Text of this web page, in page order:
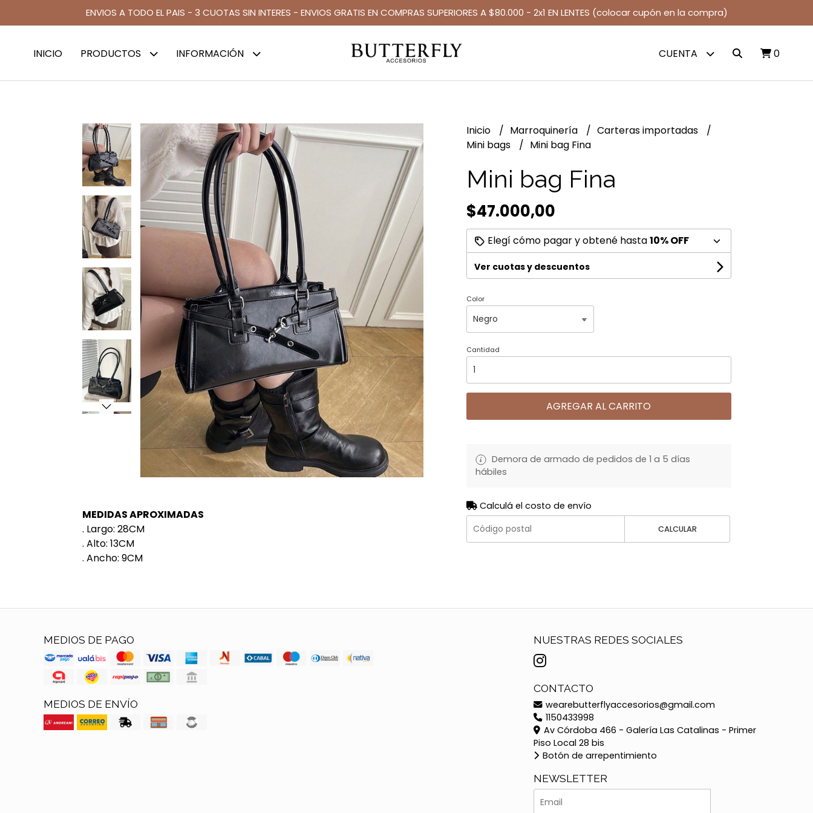
ENVIOS A TODO EL PAIS - 3 CUOTAS SIN INTERES - ENVIOS GRATIS EN COMPRAS SUPERIORES A $80.000 - 2x1 EN LENTES (colocar cupón en la compra)
INICIO PRODUCTOS INFORMACIÓN CUENTA 0
MEDIDAS APROXIMADAS
. Largo: 28CM
. Alto: 13CM
. Ancho: 9CM
Inicio Marroquinería
Carteras importadas
Mini bags
Mini bag Fina
Mini bag Fina
$47.000,00
Elegí cómo pagar y obtené hasta10% OFF
Ver cuotas y descuentos
Color
Cantidad
AGREGAR AL CARRITO
Demora de armado de pedidos de 1 a 5 días
hábiles
Calculá el costo de envío
CALCULAR
MEDIOS DE PAGO
MEDIOS DE ENVÍO
NUESTRAS REDES SOCIALES
CONTACTO
wearebutterflyaccesorios@gmail.com
1150433998
Av Córdoba 466 - Galería Las Catalinas - Primer
Piso Local 28 bis
Botón de arrepentimiento
NEWSLETTER